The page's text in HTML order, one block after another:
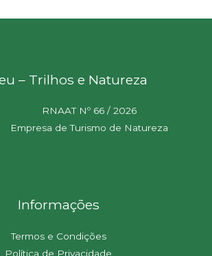
– Trilhos e Natureza
RNAAT Nº 66 / 2026
Empresa de Turismo de Natureza
Informações
Termos e Condições
Política de Privacidade